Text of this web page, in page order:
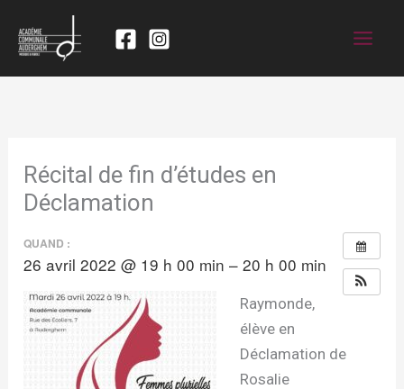
Récital de fin d’études en
Déclamation
QUAND :
26 avril 2022 @ 19 h 00 min – 20 h 00 min
Raymonde,
élève en
Déclamation de
Rosalie